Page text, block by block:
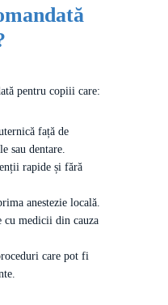
pentru copiii care:
față de
sau dentare.
rapide și fără
anestezie locală.
cu medicii din cauza
care pot fi